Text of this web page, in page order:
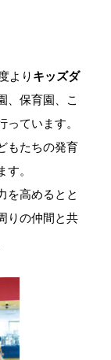
より キッズダ
、保育園、こ
ています。
もたちの発育
。
を高めるとと
りの仲間と共